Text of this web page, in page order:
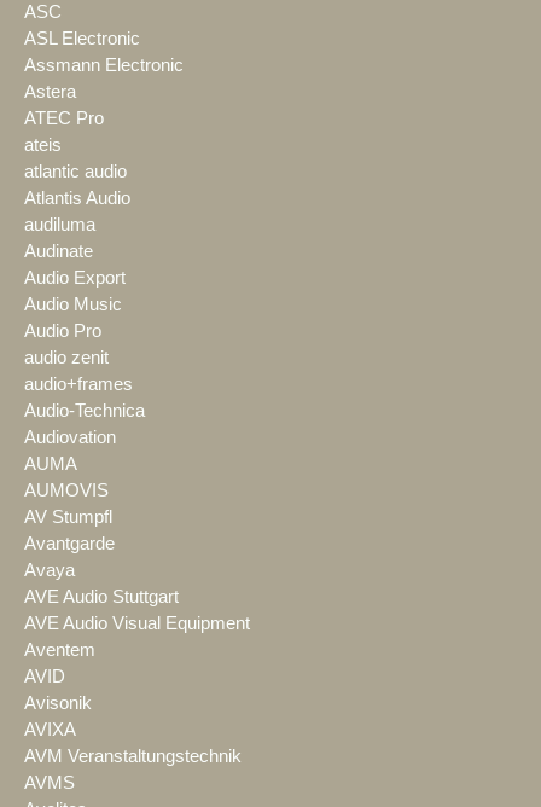
ASC
ASL Electronic
Assmann Electronic
Astera
ATEC Pro
ateis
atlantic audio
Atlantis Audio
audiluma
Audinate
Audio Export
Audio Music
Audio Pro
audio zenit
audio+frames
Audio-Technica
Audiovation
AUMA
AUMOVIS
AV Stumpfl
Avantgarde
Avaya
AVE Audio Stuttgart
AVE Audio Visual Equipment
Aventem
AVID
Avisonik
AVIXA
AVM Veranstaltungstechnik
AVMS